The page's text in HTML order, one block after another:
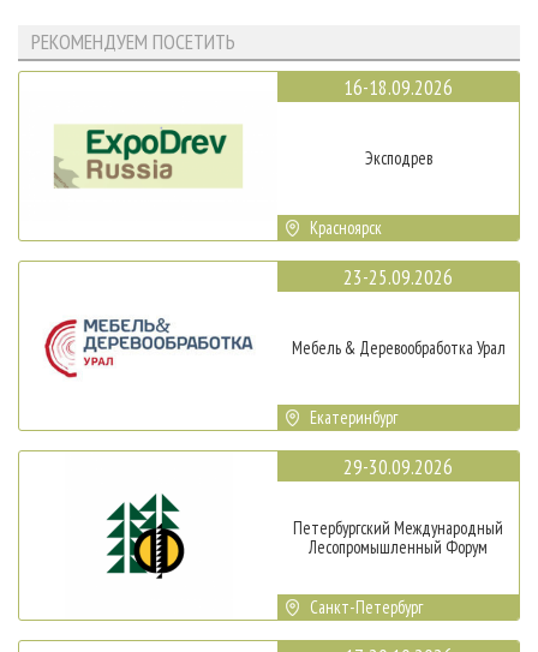
РЕКОМЕНДУЕМ ПОСЕТИТЬ
16-18.09.2026
Эксподрев
Красноярск
23-25.09.2026
Мебель & Деревообработка Урал
Екатеринбург
29-30.09.2026
Петербургский Международный
Лесопромышленный Форум
Санкт-Петербург